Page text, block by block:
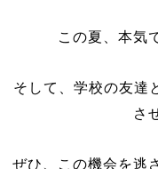
この夏、本気
そして、学校の友達
さ
ぜひ、この機会を逃